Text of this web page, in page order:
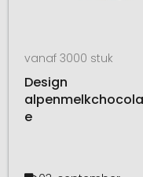
vanaf 3000 stuk
Design
e